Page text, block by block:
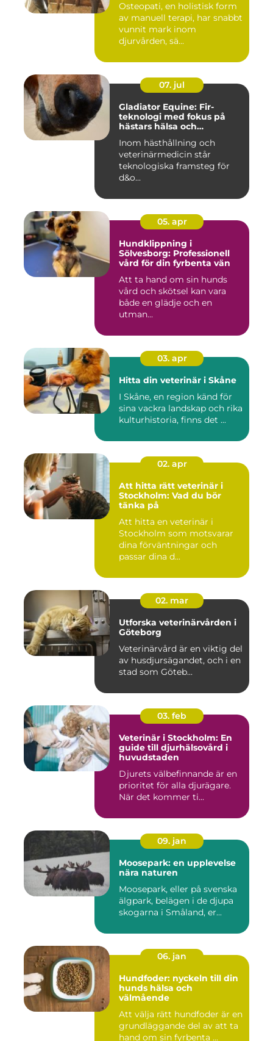
Osteopati, en holistisk form
av manuell terapi, har snabbt
vunnit mark inom
djurvården, sä...
07. jul
Gladiator Equine: Fir-
teknologi med fokus på
hästars hälsa och
Inom hästhållning och
veterinärmedicin står
teknologiska framsteg för
d&o...
05. apr
Hundklippning i
Sölvesborg: Professionell
vård för din fyrbenta vän
Att ta hand om sin hunds
vård och skötsel kan vara
både en glädje och en
utman...
03. apr
Hitta din veterinär i Skåne
I Skåne, en region känd för
sina vackra landskap och rika
kulturhistoria, finns det ...
02. apr
Att hitta rätt veterinär i
Stockholm: Vad du bör
tänka på
Att hitta en veterinär i
Stockholm som motsvarar
dina förväntningar och
passar dina d...
02. mar
Utforska veterinärvården i
Göteborg
Veterinärvård är en viktig del
av husdjursägandet, och i en
stad som Göteb...
03. feb
Veterinär i Stockholm: En
guide till djurhälsovård i
huvudstaden
Djurets välbefinnande är en
prioritet för alla djurägare.
När det kommer ti...
09. jan
Moosepark: en upplevelse
nära naturen
Moosepark, eller på svenska
älgpark, belägen i de djupa
skogarna i Småland, er...
06. jan
Hundfoder: nyckeln till din
hunds hälsa och
välmående
Att välja rätt hundfoder är en
grundläggande del av att ta
hand om sin fyrbenta ...